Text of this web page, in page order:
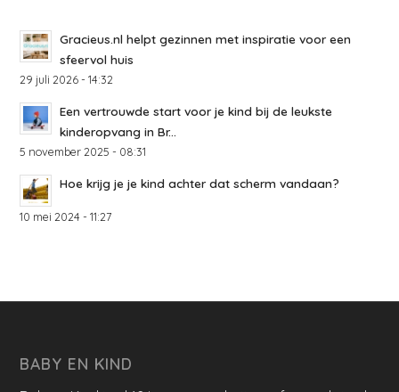
Gracieus.nl helpt gezinnen met inspiratie voor een
sfeervol huis
29 juli 2026 - 14:32
Een vertrouwde start voor je kind bij de leukste
kinderopvang in Br...
5 november 2025 - 08:31
Hoe krijg je je kind achter dat scherm vandaan?
10 mei 2024 - 11:27
BABY EN KIND